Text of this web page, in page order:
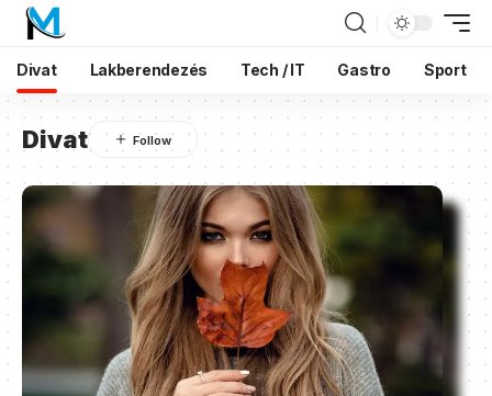
Divat Lakberendezés Tech / IT Gastro Sport
Divat